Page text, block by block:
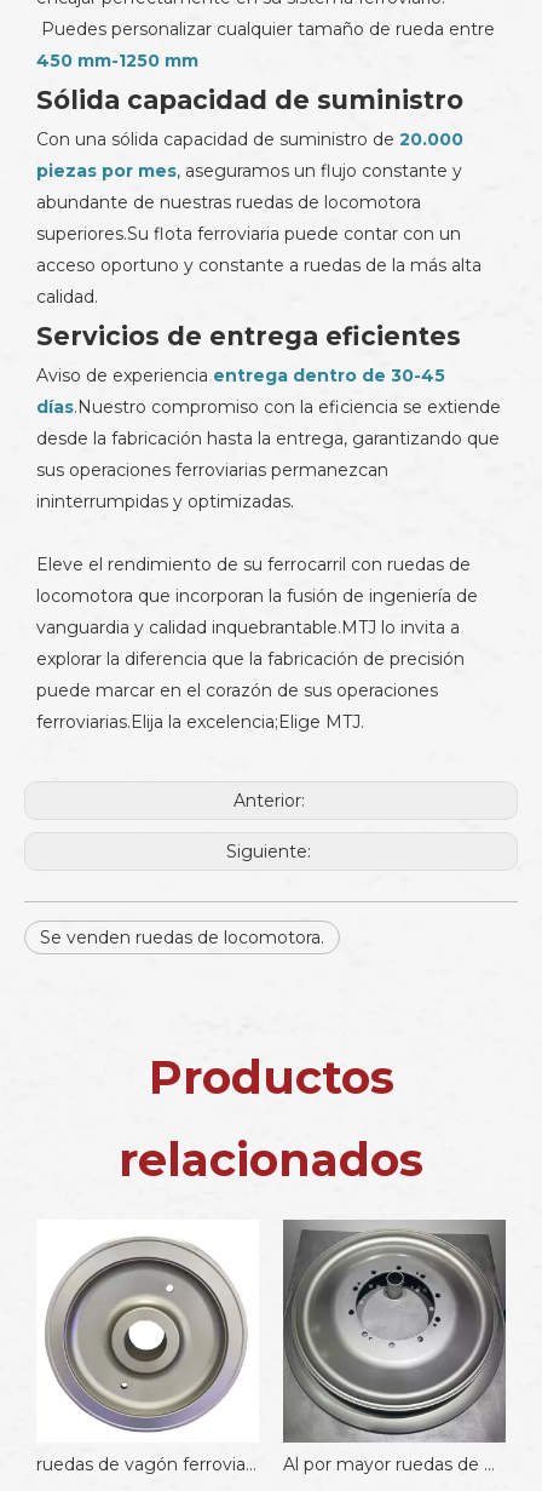
Puedes personalizar cualquier tamaño de rueda entre
450 mm-1250 mm
Sólida capacidad de suministro
Con una sólida capacidad de suministro de 20.000
piezas por mes, aseguramos un flujo constante y
abundante de nuestras ruedas de locomotora
superiores.Su flota ferroviaria puede contar con un
acceso oportuno y constante a ruedas de la más alta
calidad.
Servicios de entrega eficientes
Aviso de experiencia entrega dentro de 30-45
días.Nuestro compromiso con la eficiencia se extiende
desde la fabricación hasta la entrega, garantizando que
sus operaciones ferroviarias permanezcan
ininterrumpidas y optimizadas.
Eleve el rendimiento de su ferrocarril con ruedas de
locomotora que incorporan la fusión de ingeniería de
vanguardia y calidad inquebrantable.MTJ lo invita a
explorar la diferencia que la fabricación de precisión
puede marcar en el corazón de sus operaciones
ferroviarias.Elija la excelencia;Elige MTJ.
Anterior:
Siguiente:
Se venden ruedas de locomotora.
Productos
relacionados
ruedas de vagón ferroviario de 850 mm Al por mayor ruedas de metro